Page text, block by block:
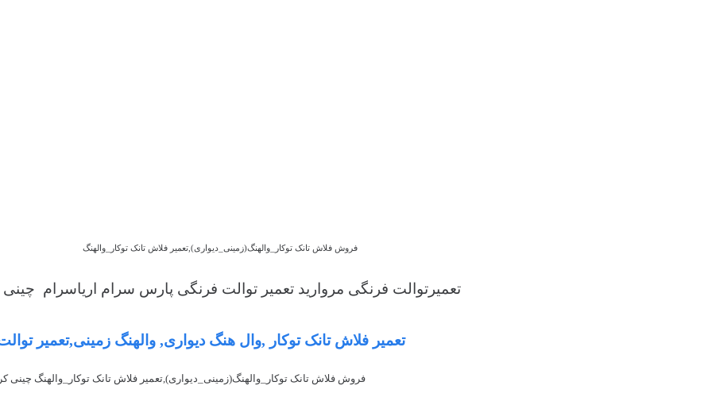
فروش فلاش تانک توکار_والهنگ(زمینی_دیواری),تعمیر فلاش تانک توکار_والهنگ
تعمیرتوالت فرنگی مروارید تعمیر توالت فرنگی پارس سرام اریاسرام
تعمیر فلاش تانک توکار ,وال هنگ دیواری, والهنگ زمینی,تعمیر
فروش فلاش تانک توکار_والهنگ(زمینی_دیواری),تعمیر فلاش تانک توکار_والهنگ چینی